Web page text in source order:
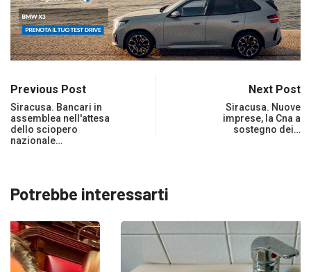
Previous Post
Siracusa. Bancari in
assemblea nell'attesa
dello sciopero
nazionale…
Next Post
Siracusa. Nuove
imprese, la Cna a
sostegno dei…
Potrebbe interessarti